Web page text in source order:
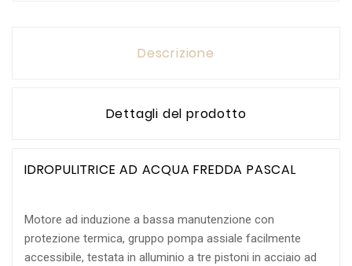
Descrizione
Dettagli del prodotto
IDROPULITRICE AD ACQUA FREDDA PASCAL
Motore ad induzione a bassa manutenzione con
protezione termica, gruppo pompa assiale facilmente
accessibile, testata in alluminio a tre pistoni in acciaio ad